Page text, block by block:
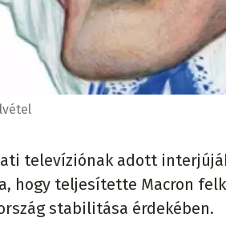
televíziónak adott
hogy teljesítette Macron
stabilitása érdekében.